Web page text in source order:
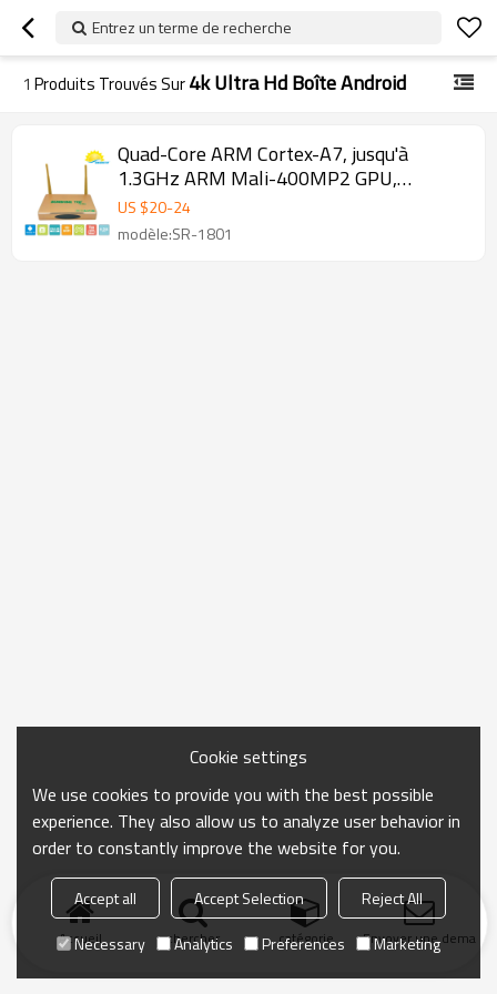
Entrez un terme de recherche
1 Produits Trouvés Sur4k Ultra Hd Boîte Android
Quad-Core ARM Cortex-A7, jusqu'à
1.3GHz ARM Mali-400MP2 GPU,
soutenir OpenGL ES1.1 / 2.0 SR-1801
boîte android
US $20-24
modèle:SR-1801
Accueil chercher catégorie Envoyer une
Cookie settings
We use cookies to provide you with the best possible
experience. They also allow us to analyze user behavior in
order to constantly improve the website for you.
Accept all Accept Selection
Reject All
Necessary
Analytics Preferences Marketing